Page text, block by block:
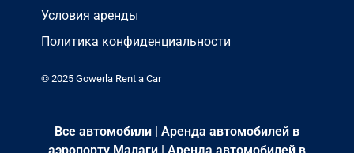
Условия аренды
Политика конфиденциальности
© 2025 Gowerla Rent a Car
Все автомобили | Аренда автомобилей в
аэропорту Малаги | Аренда автомобилей в